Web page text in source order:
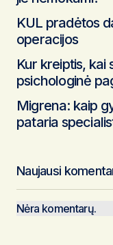
KUL pradėtos
operacijos
Kur kreiptis, kai
psichologinė
Migrena: kaip
pataria
Naujausi
Nėra komentarų.